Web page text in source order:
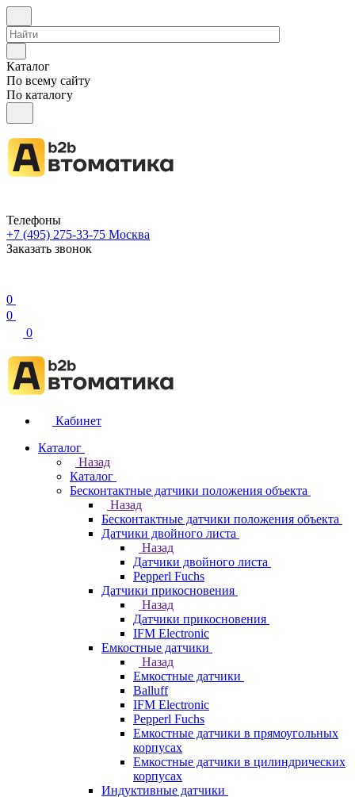
Каталог
По всему сайту
По каталогу
Телефоны
+7 (495) 275-33-75 Москва
Заказать звонок
0
0
0
Кабинет
Каталог
Назад
Каталог
Бесконтактные датчики положения объекта
Назад
Бесконтактные датчики положения объекта
Датчики двойного листа
Назад
Датчики двойного листа
Pepperl Fuchs
Датчики прикосновения
Назад
Датчики прикосновения
IFM Electronic
Емкостные датчики
Назад
Емкостные датчики
Balluff
IFM Electronic
Pepperl Fuchs
Емкостные датчики в прямоугольных
корпусах
Емкостные датчики в цилиндрических
корпусах
Индуктивные датчики